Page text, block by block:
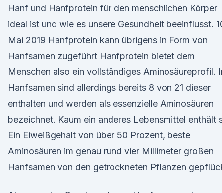
Hanf und Hanfprotein für den menschlichen Körper
ideal ist und wie es unsere Gesundheit beeinflusst.
Mai 2019 Hanfprotein kann übrigens in Form von
Hanfsamen zugeführt Hanfprotein bietet dem
Menschen also ein vollständiges Aminosäureprofil.
Hanfsamen sind allerdings bereits 8 von 21 dieser
enthalten und werden als essenzielle Aminosäuren
bezeichnet. Kaum ein anderes Lebensmittel enthält
Ein Eiweißgehalt von über 50 Prozent, beste
Aminosäuren im genau rund vier Millimeter großen
Hanfsamen von den getrockneten Pflanzen